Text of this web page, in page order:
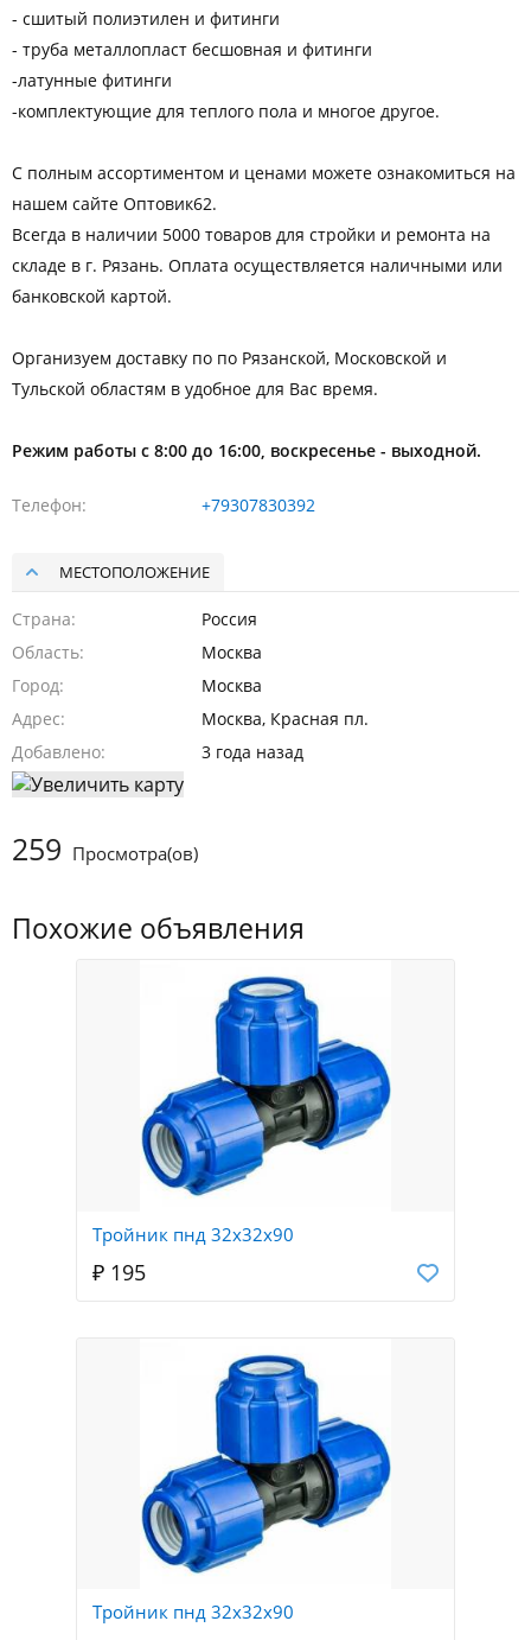
Похожие объявления
Тройник пнд 32х32х90
₽ 195
Тройник пнд 32х32х90
- сшитый полиэтилен и фитинги
- труба металлопласт бесшовная и фитинги
-латунные фитинги
-комплектующие для теплого пола и многое другое.
С полным ассортиментом и ценами можете ознакомиться на
нашем сайте Оптовик62.
Всегда в наличии 5000 товаров для стройки и ремонта на
складе в г. Рязань. Оплата осуществляется наличными или
банковской картой.
Организуем доставку по по Рязанской, Московской и
Тульской областям в удобное для Вас время.
Режим работы с 8:00 до 16:00, воскресенье - выходной.
Телефон +79307830392
МЕСТОПОЛОЖЕНИЕ
Страна
Россия
Область
Москва
Город
Москва
Адрес
Москва, Красная пл.
Добавлено
3 года назад
259 Просмотра(ов)